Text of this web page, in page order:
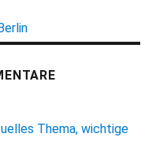
Thema, wichtige